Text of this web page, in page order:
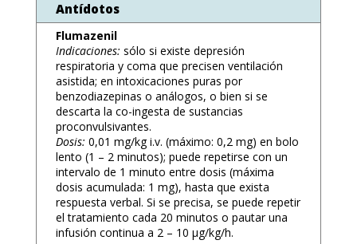
Antídotos
Flumazenil
Indicaciones: sólo si existe depresión
respiratoria y coma que precisen ventilación
asistida; en intoxicaciones puras por
benzodiazepinas o análogos, o bien si se
descarta la co-ingesta de sustancias
proconvulsivantes.
Dosis: 0,01 mg/kg i.v. (máximo: 0,2 mg) en bolo
lento (1 – 2 minutos); puede repetirse con un
intervalo de 1 minuto entre dosis (máxima
dosis acumulada: 1 mg), hasta que exista
respuesta verbal. Si se precisa, se puede repetir
el tratamiento cada 20 minutos o pautar una
infusión continua a 2 – 10 μg/kg/h.